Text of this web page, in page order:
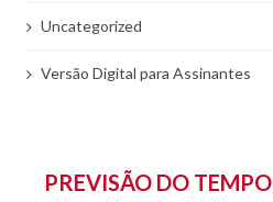
Uncategorized
Versão Digital para Assinantes
PREVISÃO DO TEMPO